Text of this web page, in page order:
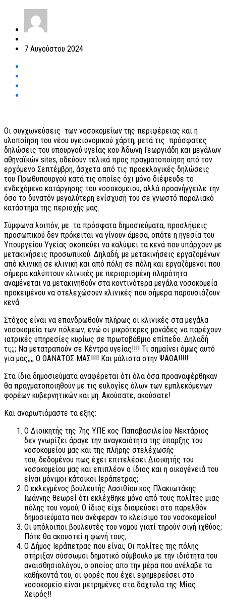
7 Αυγούστου 2024
Οι συγχωνεύσεις των νοσοκομείων της περιφέρειας και η
υλοποίηση του νέου υγειονομικού χάρτη, μετά τις πρόσφατες
δηλώσεις του υπουργού υγείας κου Άδωνη Γεωργιάδη και μεγάλων
αθηναϊκών sites, οδεύουν τελικά προς πραγματοποίηση από τον
ερχόμενο Σεπτέμβρη, άσχετα από τις προεκλογικές δηλώσεις
του Πρωθυπουργού κατά τις οποίες όχι μόνο διέψευδε το
ενδεχόμενο κατάργησης του νοσοκομείου, αλλά προανήγγειλε την
όσο το δυνατόν μεγαλύτερη ενίσχυσή του σε γνωστό παραλιακό
κατάστημα της περιοχής μας.
Σύμφωνα λοιπόν, με τα πρόσφατα δημοσιεύματα, προσλήψεις
προσωπικού δεν πρόκειται να γίνουν άμεσα, οπότε η ηγεσία του
Υπουργείου Υγείας σκοπεύει να καλύψει τα κενά που υπάρχουν με
μετακινήσεις προσωπικού. Δηλαδή, με μετακινήσεις εργαζομένων
από κλινική σε κλινική και από πόλη σε πόλη και εργαζόμενοι που
σήμερα καλύπτουν κλινικές με περιορισμένη πληρότητα
αναμένεται να μετακινηθούν στα κοντινότερα μεγάλα νοσοκομεία
προκειμένου να στελεχώσουν κλινικές που σήμερα παρουσιάζουν
κενά.
Στόχος είναι να επανδρωθούν πλήρως οι κλινικές στα μεγάλα
νοσοκομεία των πόλεων, ενώ οι μικρότερες μονάδες να παρέχουν
ιατρικές υπηρεσίες κυρίως σε πρωτοβάθμιο επίπεδο. Δηλαδή
τι;;;; Να μετατραπούν σε Κέντρα υγείας!!!! Τι σημαίνει όμως αυτό
για μας;;;; Ο ΘΑΝΑΤΟΣ ΜΑΣ!!!! Και μάλιστα στην ΨΑΘΑ!!!!!
Στα ίδια δημοσιεύματα αναφέρεται ότι όλα όσα προαναφέρθηκαν
θα πραγματοποιηθούν με τις ευλογίες όλων των εμπλεκόμενων
φορέων κυβερνητικών και μη. Ακούσατε, ακούσατε!
Και αναρωτιόμαστε τα εξής:
Ο Διοικητής της 7ης ΥΠΕ κος Παπαβασιλείου Νεκτάριος
δεν γνωρίζει άραγε την αναγκαιότητα της ύπαρξης του
νοσοκομείου μας και της πλήρης στελέχωσής
του, δεδομένου πως έχει επιτελέσει Διοικητής του
νοσοκομείου μας και επιπλέον ο ίδιος και η οικογένειά του
είναι μόνιμοι κάτοικοι Ιεράπετρας;
Ο εκλεγμένος βουλευτής Λασιθίου κος Πλακιωτάκης
Ιωάννης θεωρεί ότι εκλέχθηκε μόνο από τους πολίτες μιας
πόλης του νομού; Ο ίδιος είχε διαψεύσει στο παρελθόν
δημοσιεύματα που ανέφεραν το κλείσιμο του νοσοκομείου!
Οι υπόλοιποι βουλευτές του νομού γιατί τηρούν σιγή ιχθύος;
Πότε θα ακουστεί η φωνή τους;
Ο Δήμος Ιεράπετρας που είναι; Οι πολίτες της πόλης
στήριξαν σύσσωμοι δημοτικό σύμβουλο με την ιδιότητα του
αναισθησιολόγου, ο οποίος απο την μέρα που ανέλαβε τα
καθήκοντά του, οι φορές που έχει εφημερεύσει στο
νοσοκομείο είναι μετρημένες στα δάχτυλα της Μίας
Χειρός!!